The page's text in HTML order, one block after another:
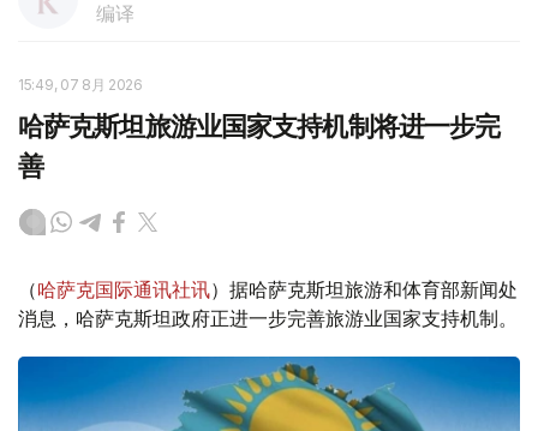
编译
15:49, 07 8月 2026
哈萨克斯坦旅游业国家支持机制将进一步完
善
（哈萨克国际通讯社讯）据哈萨克斯坦旅游和体育部新闻处
消息，哈萨克斯坦政府正进一步完善旅游业国家支持机制。